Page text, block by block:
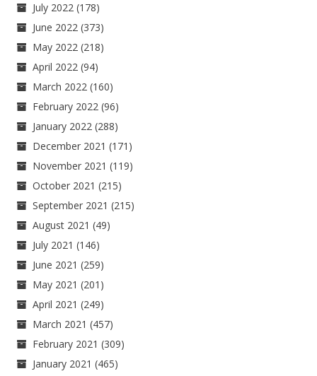
July 2022 (178)
June 2022 (373)
May 2022 (218)
April 2022 (94)
March 2022 (160)
February 2022 (96)
January 2022 (288)
December 2021 (171)
November 2021 (119)
October 2021 (215)
September 2021 (215)
August 2021 (49)
July 2021 (146)
June 2021 (259)
May 2021 (201)
April 2021 (249)
March 2021 (457)
February 2021 (309)
January 2021 (465)